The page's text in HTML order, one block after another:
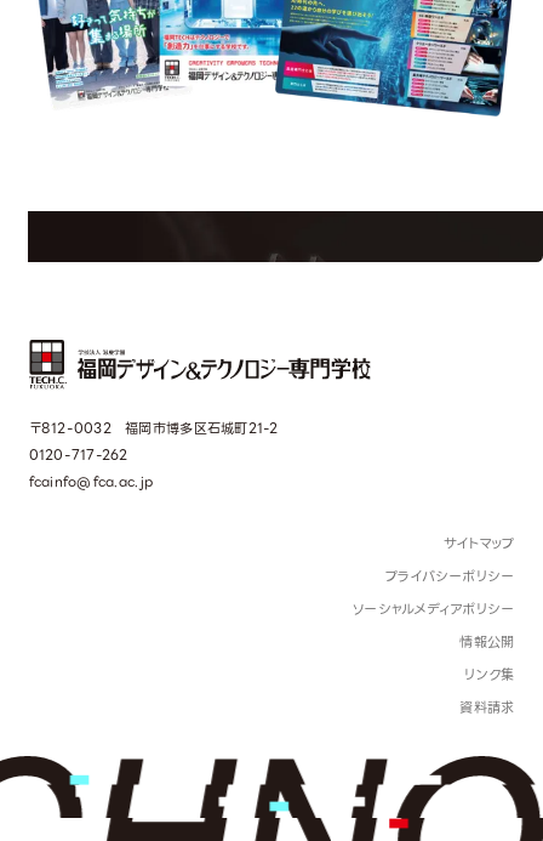
Information
〒812-0032 福岡市博多区石城町21-2
0120-717-262
fcainfo@fca.ac.jp
サイトマップ
プライバシーポリシー
ソーシャルメディアポリシー
情報公開
リンク集
資料請求